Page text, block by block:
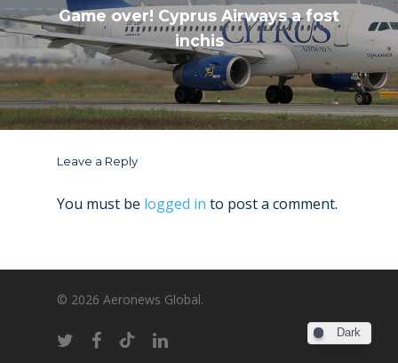
Game over! Cyprus Airways a fost
inchis
Leave a Reply
You must be logged in to post a comment.
© 2026 Aeronews Global.
Dark